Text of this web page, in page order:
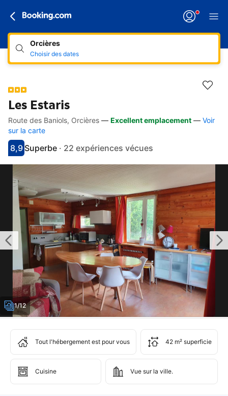
Orcières
Choisir des dates
Les Estaris
Accès rapides
Aller à la description
Aller aux équipements
Aller aux hébergements
Aller aux conditions
Route des Baniols, Orcières — Excellent emplacement — Voir
sur la carte
Avec une note de 8.9
8,9
superbeSuperbe · 22 expériences vécues
1/12
Tout l'hébergement est pour vous 42 m² superficie
Cuisine Vue sur la ville.